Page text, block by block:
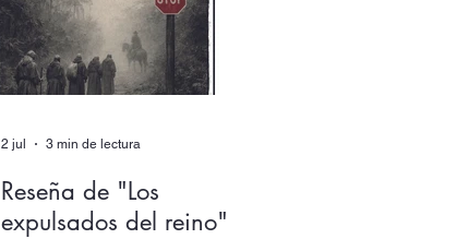
una nueva voz. En “Autor colectivo”,
el nuevo episodio del podcast de
Quimera, traslada
Reseña de "Los
expulsados del reino"
2 jul 3 min de lectura